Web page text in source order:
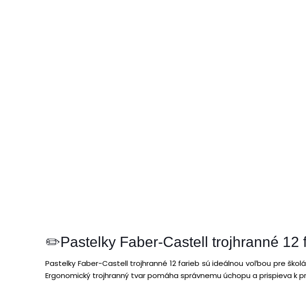
✏️Pastelky Faber-Castell trojhranné 12
Pastelky Faber-Castell trojhranné 12 farieb sú ideálnou voľbou pre
Ergonomický trojhranný tvar pomáha správnemu úchopu a prispieva k